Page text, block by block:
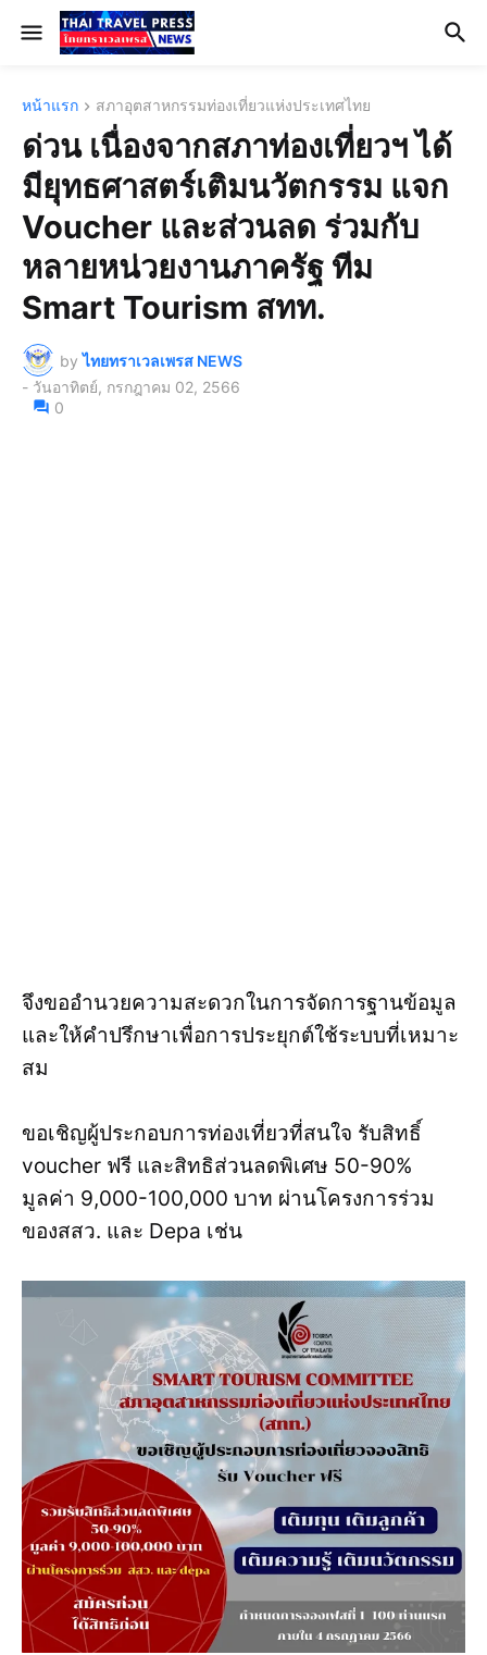
หน้าแรก สภาอุตสาหกรรมท่องเที่ยวแห่งประเทศไทย
ด่วน เนื่องจากสภาท่องเที่ยวฯ ได้
มียุทธศาสตร์เติมนวัตกรรม แจก
Voucher และส่วนลด ร่วมกับ
หลายหน่วยงานภาครัฐ ทีม
Smart Tourism สทท.
by ไทยทราเวลเพรส NEWS
- วันอาทิตย์, กรกฎาคม 02, 2566
0
จึงขออำนวยความสะดวกในการจัดการฐานข้อมูล
และให้คำปรึกษาเพื่อการประยุกต์ใช้ระบบที่เหมาะ
สม
ขอเชิญผู้ประกอบการท่องเที่ยวที่สนใจ รับสิทธิ์
voucher ฟรี และสิทธิส่วนลดพิเศษ 50-90%
มูลค่า 9,000-100,000 บาท ผ่านโครงการร่วม
ของสสว. และ Depa เช่น